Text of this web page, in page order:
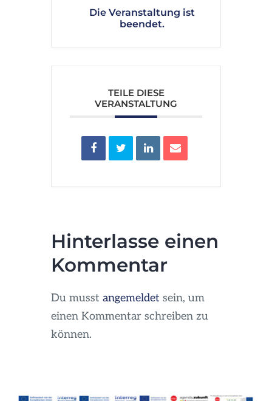
Die Veranstaltung ist
beendet.
TEILE DIESE
VERANSTALTUNG
Hinterlasse einen
Kommentar
Du musst angemeldet sein, um
einen Kommentar schreiben zu
können.